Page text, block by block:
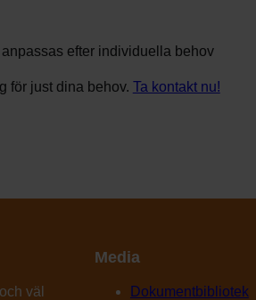
efter individuella behov
för just dina behov. Ta kontakt nu!
väl
Media
Dokumentbibliotek